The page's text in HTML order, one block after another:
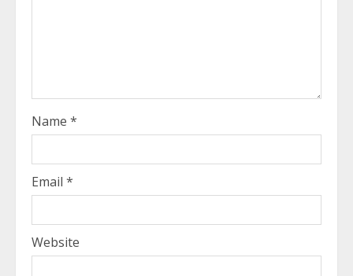
Name *
Email *
Website